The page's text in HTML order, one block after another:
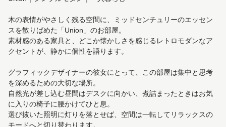
木の表情がやさしく残る空間に、ミッドセンチュリーのエッセン
スを散りばめた「Union」のお部屋。
素材感のある家具と、どこか懐かしさを感じるレトロモダンなア
クセントが、静かに個性を語ります。
グラフィックデザイナーの彼女にとって、この部屋は集中と思考
を深めるための大切な場所。
自然光が差し込む昼間はデスクに向かい、煮詰まったときはお気
に入りの椅子に腰かけてひと息。
選び抜いた照明に灯りを落とせば、空間は一転してリラックスの
モードへと切り替わります。